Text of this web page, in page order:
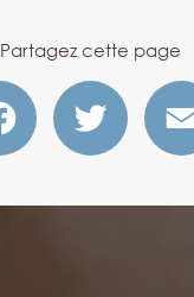
Partagez cette page
Facebook Twitter